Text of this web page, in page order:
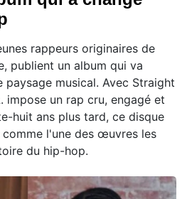
rappeurs originaires de
publient un album qui va
paysage musical. Avec Straight
impose un rap cru, engagé et
huit ans plus tard, ce disque
l'une des œuvres les
du hip-hop.